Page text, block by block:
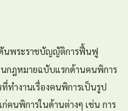
นพระราชบัญญัติการฟื้นฟู
กฎหมายฉบับแรกด้านคนพิการ
ทำงานเรื่องคนพิการเป็นรูป
คนพิการในด้านต่างๆ เช่น การ